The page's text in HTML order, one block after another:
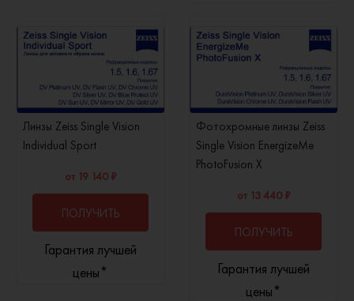
Линзы Zeiss Single Vision
Individual Sport
от 19 140 ₽
ПОЛУЧИТЬ
КОНСУЛЬТАЦИЮ
Гарантия лучшей
цены*
Фотохромные линзы Zeiss
Single Vision EnergizeMe
PhotoFusion X
от 13 440 ₽
ПОЛУЧИТЬ
КОНСУЛЬТАЦИЮ
Гарантия лучшей
цены*